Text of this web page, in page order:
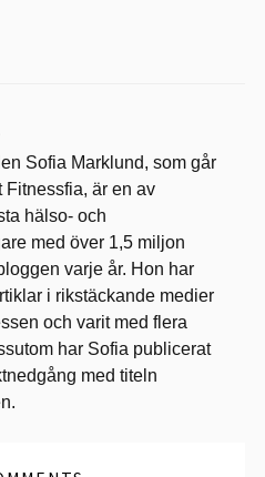
Sofia Marklund, som går
Fitnessfia, är en av
hälso- och
med över 1,5 miljon
varje år. Hon har
i rikstäckande medier
och varit med flera
har Sofia publicerat
med titeln